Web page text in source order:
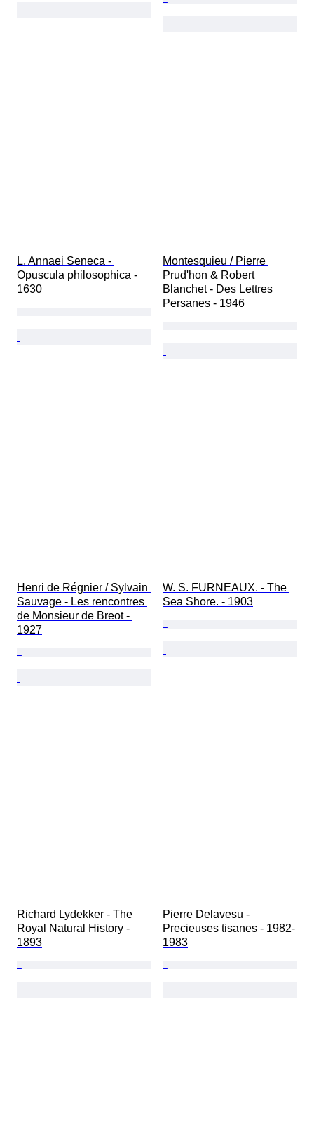
L. Annaei Seneca -
Opuscula philosophica -
1630
Montesquieu / Pierre
Prud'hon & Robert
Blanchet - Des Lettres
Persanes - 1946
Henri de Régnier / Sylvain
Sauvage - Les rencontres
de Monsieur de Breot -
1927
W. S. FURNEAUX. - The
Sea Shore. - 1903
Richard Lydekker - The
Royal Natural History -
1893
Pierre Delavesu -
Precieuses tisanes - 1982-
1983